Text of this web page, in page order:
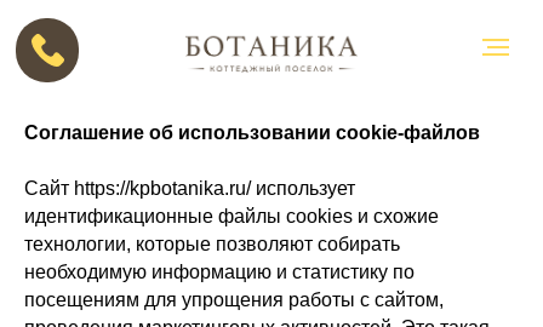
Соглашение об использовании cookie-файлов
Сайт https://kpbotanika.ru/ использует
идентификационные файлы cookies и схожие
технологии, которые позволяют собирать
необходимую информацию и статистику по
посещениям для упрощения работы с сайтом,